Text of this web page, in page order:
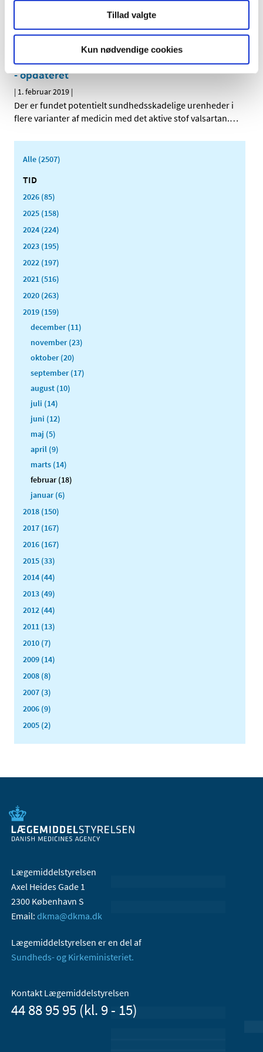
Tillad valgte
Kun nødvendige cookies
|6. februar 2019|
Det Europæiske Lægemiddelagentur EMA har netop
besluttet at undersøge risikoen for større blødninger…
Blodtryksmedicin med valsartan tilbagekaldes
- opdateret
| 1. februar 2019 |
Der er fundet potentielt sundhedsskadelige urenheder i
flere varianter af medicin med det aktive stof valsartan.…
Alle (2507)
TID
2026 (85)
2025 (158)
2024 (224)
2023 (195)
2022 (197)
2021 (516)
2020 (263)
2019 (159)
december (11)
november (23)
oktober (20)
september (17)
august (10)
juli (14)
juni (12)
maj (5)
april (9)
marts (14)
februar (18)
januar (6)
2018 (150)
2017 (167)
2016 (167)
2015 (33)
2014 (44)
2013 (49)
2012 (44)
2011 (13)
2010 (7)
2009 (14)
2008 (8)
2007 (3)
2006 (9)
2005 (2)
Lægemiddelstyrelsen
Axel Heides Gade 1
2300 København S
Email: dkma@dkma.dk
Lægemiddelstyrelsen er en del af
Sundheds- og Kirkeministeriet.
Kontakt Lægemiddelstyrelsen
44 88 95 95 (kl. 9 - 15)